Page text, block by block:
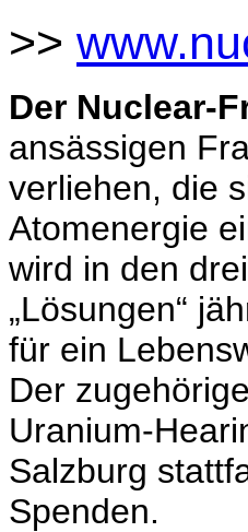
>>
Der Nuclear-
ansässigen
verliehen, die
Atomenergie
wird in den
„Lösungen“
für ein
Der
Uranium-
Salzburg
Spenden.